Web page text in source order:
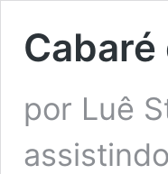
Cabaré
por Luê